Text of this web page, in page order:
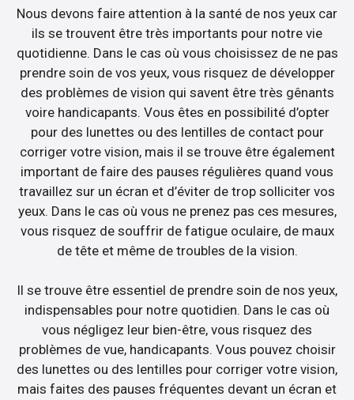
Nous devons faire attention à la santé de nos yeux car
ils se trouvent être très importants pour notre vie
quotidienne. Dans le cas où vous choisissez de ne pas
prendre soin de vos yeux, vous risquez de développer
des problèmes de vision qui savent être très gênants
voire handicapants. Vous êtes en possibilité d’opter
pour des lunettes ou des lentilles de contact pour
corriger votre vision, mais il se trouve être également
important de faire des pauses régulières quand vous
travaillez sur un écran et d’éviter de trop solliciter vos
yeux. Dans le cas où vous ne prenez pas ces mesures,
vous risquez de souffrir de fatigue oculaire, de maux
de tête et même de troubles de la vision.
Il se trouve être essentiel de prendre soin de nos yeux,
indispensables pour notre quotidien. Dans le cas où
vous négligez leur bien-être, vous risquez des
problèmes de vue, handicapants. Vous pouvez choisir
des lunettes ou des lentilles pour corriger votre vision,
mais faites des pauses fréquentes devant un écran et